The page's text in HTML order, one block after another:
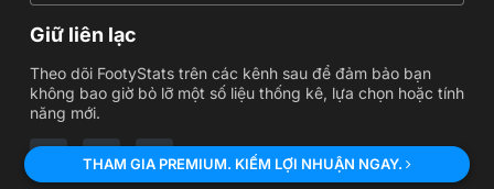
Giữ liên lạc
Theo dõi FootyStats trên các kênh sau để đảm bảo bạn
không bao giờ bỏ lỡ một số liệu thống kê, lựa chọn hoặc tính
năng mới.
THAM GIA PREMIUM. KIẾM LỢI NHUẬN NGAY.